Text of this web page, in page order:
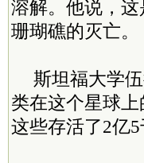
溶解。他说，
珊瑚礁的灭亡。
斯坦福大学
类在这个星球
这些存活了2亿